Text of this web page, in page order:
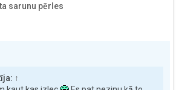
sarunu pērles
↑